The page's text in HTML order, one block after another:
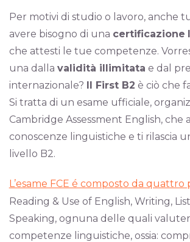
Per motivi di studio o lavoro, anche
avere bisogno di una certificazione
che attesti le tue competenze.
una dalla validità illimitata e dal
internazionale? Il First B2 è ciò che
Si tratta di un esame ufficiale,
Cambridge Assessment English, che
conoscenze linguistiche e ti rilascia
livello B2.
L’esame FCE é composto da quattro
Reading & Use of English, Writing,
Speaking, ognuna delle quali
competenze linguistiche, ossia: